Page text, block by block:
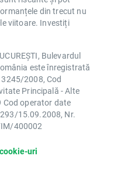
din trecut nu
viitoare. Investiți
Bulevardul
este înregistrată
2008, Cod
Principală - Alte
Cod operator date
15.09.2008, Nr.
400002
uri